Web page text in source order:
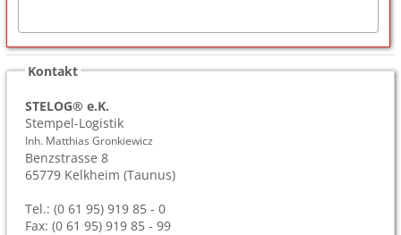
Kontakt
STELOG® e.K.
Stempel-Logistik
Inh. Matthias Gronkiewicz
Benzstrasse 8
65779 Kelkheim (Taunus)
Tel.: (0 61 95) 919 85 - 0
Fax: (0 61 95) 919 85 - 99